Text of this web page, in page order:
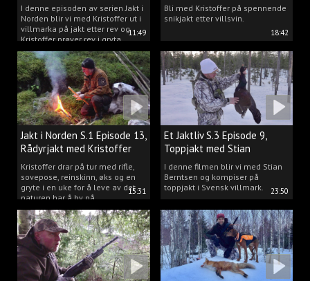
11:49
I denne episoden av serien Jakt i
Norden blir vi med Kristoffer ut i
villmarka på jakt etter rev og
Kristoffer prøver rev i gryta.
18:42
Bli med Kristoffer på spennende
snikjakt etter villsvin.
15:31
Jakt i Norden S.1 Episode 13,
Rådyrjakt med Kristoffer
Clausen
Kristoffer drar på tur med rifle,
sovepose, reinskinn, øks og en
gryte i en uke for å leve av det
naturen har å by på.
23:50
Et Jaktliv S.3 Episode 9,
Toppjakt med Stian
Berntsen
I denne filmen blir vi med Stian
Berntsen og kompiser på
toppjakt i Svensk villmark.